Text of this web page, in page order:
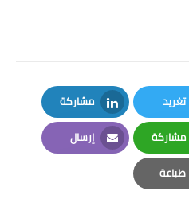
تغريد
Twitter
مشاركة
LinkedIn
مشاركة
Whatsapp
إرسال
Email
طباعة
Print